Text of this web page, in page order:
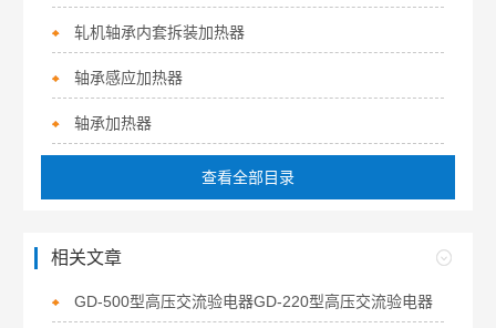
轧机轴承内套拆装加热器
轴承感应加热器
轴承加热器
查看全部目录
相关文章
GD-500型高压交流验电器GD-220型高压交流验电器